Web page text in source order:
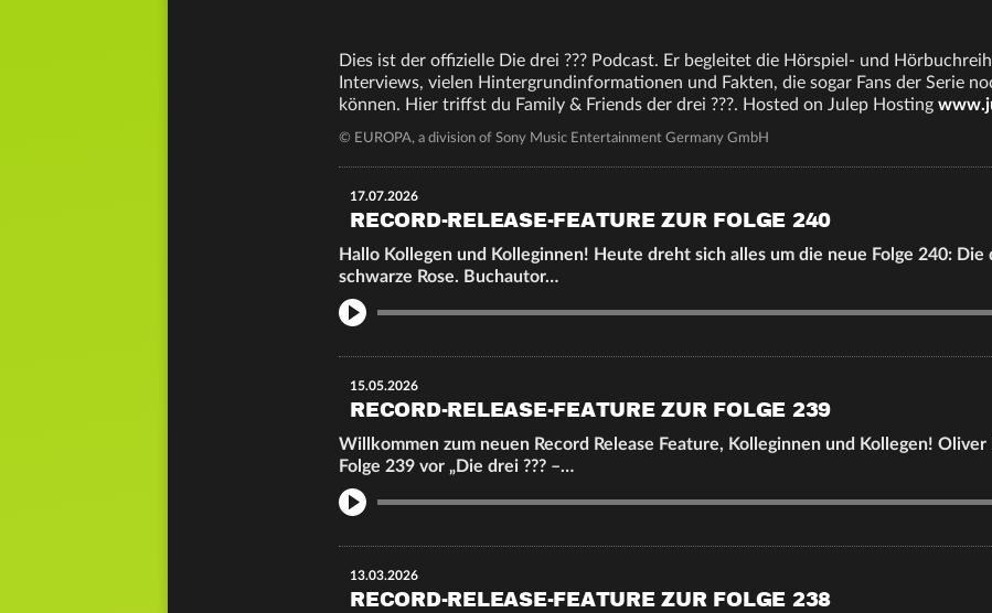
Dies ist der offizielle Die drei ??? Podcast. Er begleitet die Hörspiel- und
Interviews, vielen Hintergrundinformationen und Fakten, die sogar Fans der Serie
können. Hier triffst du Family & Friends der drei ???. Hosted on Julep Hosting
© EUROPA, a division of Sony Music Entertainment Germany GmbH
17.07.2026
RECORD-RELEASE-FEATURE ZUR FOLGE 240
Hallo Kollegen und Kolleginnen! Heute dreht sich alles um die neue Folge 240: Die
schwarze Rose. Buchautor…
15.05.2026
RECORD-RELEASE-FEATURE ZUR FOLGE 239
Willkommen zum neuen Record Release Feature, Kolleginnen und Kollegen!
Folge 239 vor „Die drei ??? –…
13.03.2026
RECORD-RELEASE-FEATURE ZUR FOLGE 238